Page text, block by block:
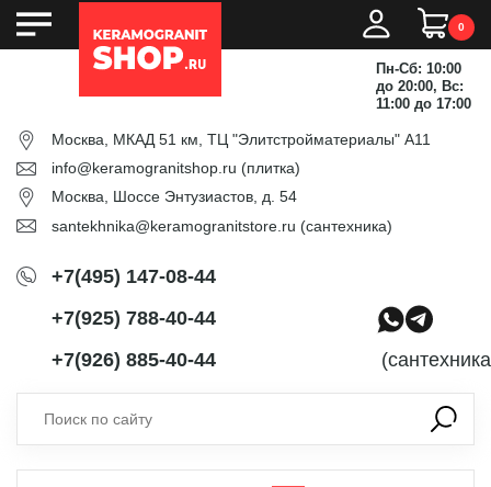
0
Пн-Сб: 10:00
до 20:00, Вс:
11:00 до 17:00
Москва, МКАД 51 км, ТЦ "Элитстройматериалы" А11
info@keramogranitshop.ru (плитка)
Москва, Шоссе Энтузиастов, д. 54
santekhnika@keramogranitstore.ru (сантехника)
+7(495) 147-08-44
+7(925) 788-40-44
+7(926) 885-40-44